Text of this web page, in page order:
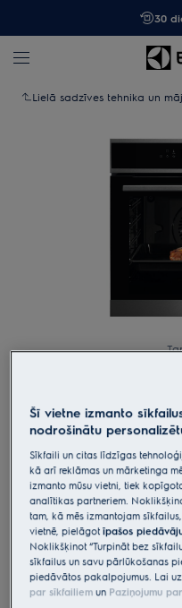
30
Lielā sadzīves tehnika un
COE7P31X
Cepeškrāsns
„SenseCook“ ,
termozondi
4.9 (1958)
Priekšrocības
700 SenseCook® cepeškrāsns
iekšējo temperatūru.
Šī vietne izmanto
nodrošinātu
Sīkfaili un citas līdzīgas
kā arī reklāmas un mārketinga
izmanto mūsu vietni, tiek
analītikas partneriem.
tam, kā mēs izmantojam
vietnē, pielāgotīpašos
Noklikšķinot “Turpināt bez
sīkfailus un savu pārlūkošanas
piedāvātos pakalpojumus. Lai
par sīkfailiem un Paziņojumu